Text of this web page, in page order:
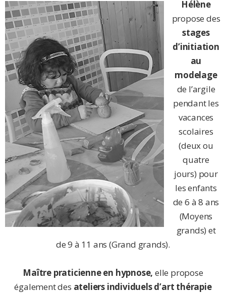
Hélène
propose des
stages
d’initiation
au
modelage
de l’argile
pendant les
vacances
scolaires
(deux ou
quatre
jours) pour
les enfants
de 6 à 8 ans
(Moyens
grands) et
de 9 à 11 ans (Grand grands).
Maître praticienne en hypnose, elle propose
également des ateliers individuels d’art thérapie